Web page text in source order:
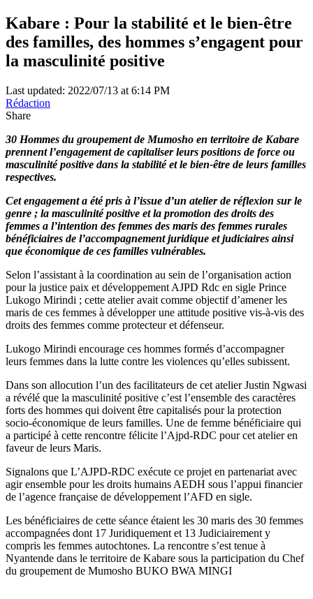
Kabare : Pour la stabilité et le bien-être
des familles, des hommes s’engagent pour
la masculinité positive
Last updated: 2022/07/13 at 6:14 PM
Rédaction
Share
30 Hommes du groupement de Mumosho en territoire de Kabare
prennent l’engagement de capitaliser leurs positions de force ou
masculinité positive dans la stabilité et le bien-être de leurs familles
respectives.
Cet engagement a été pris à l’issue d’un atelier de réflexion sur le
genre ; la masculinité positive et la promotion des droits des
femmes a l’intention des femmes des maris des femmes rurales
bénéficiaires de l’accompagnement juridique et judiciaires ainsi
que économique de ces familles vulnérables.
Selon l’assistant à la coordination au sein de l’organisation action
pour la justice paix et développement AJPD Rdc en sigle Prince
Lukogo Mirindi ; cette atelier avait comme objectif d’amener les
maris de ces femmes à développer une attitude positive vis-à-vis des
droits des femmes comme protecteur et défenseur.
Lukogo Mirindi encourage ces hommes formés d’accompagner
leurs femmes dans la lutte contre les violences qu’elles subissent.
Dans son allocution l’un des facilitateurs de cet atelier Justin Ngwasi
a révélé que la masculinité positive c’est l’ensemble des caractères
forts des hommes qui doivent être capitalisés pour la protection
socio-économique de leurs familles. Une de femme bénéficiaire qui
a participé à cette rencontre félicite l’Ajpd-RDC pour cet atelier en
faveur de leurs Maris.
Signalons que L’AJPD-RDC exécute ce projet en partenariat avec
agir ensemble pour les droits humains AEDH sous l’appui financier
de l’agence française de développement l’AFD en sigle.
Les bénéficiaires de cette séance étaient les 30 maris des 30 femmes
accompagnées dont 17 Juridiquement et 13 Judiciairement y
compris les femmes autochtones. La rencontre s’est tenue à
Nyantende dans le territoire de Kabare sous la participation du Chef
du groupement de Mumosho BUKO BWA MINGI